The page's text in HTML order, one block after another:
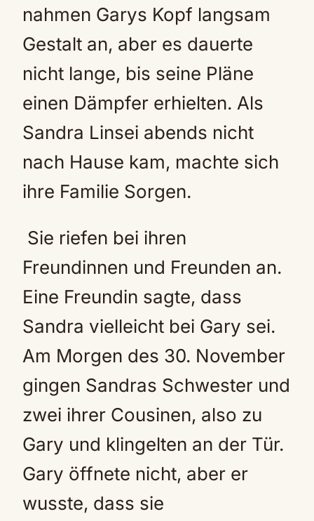
nahmen Garys Kopf langsam
Gestalt an, aber es dauerte
nicht lange, bis seine Pläne
einen Dämpfer erhielten. Als
Sandra Linsei abends nicht
nach Hause kam, machte sich
ihre Familie Sorgen.
Sie riefen bei ihren
Freundinnen und Freunden an.
Eine Freundin sagte, dass
Sandra vielleicht bei Gary sei.
Am Morgen des 30. November
gingen Sandras Schwester und
zwei ihrer Cousinen, also zu
Gary und klingelten an der Tür.
Gary öffnete nicht, aber er
wusste, dass sie